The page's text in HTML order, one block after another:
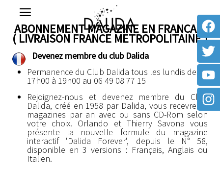
ABONNEMENT MAGAZINE EN FRANCAIS
( LIVRAISON FRANCE METROPOLITAINE )
Devenez membre du club Dalida
Permanence du Club Dalida tous les lundis de
17h00 à 19h00 au 06 49 08 77 15
Rejoignez-nous et devenez membre du Club
Dalida, créé en 1958 par Dalida, vous recevrez 4
magazines par an avec ou sans CD-Rom selon
votre choix. Orlando et Thierry Savona vous
présente la nouvelle formule du magazine
interactif 'Dalida Forever', depuis le N° 58,
disponible en 3 versions : Français, Anglais ou
Italien.